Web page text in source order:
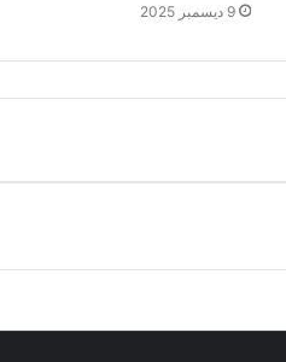
9 ديسمبر 2025